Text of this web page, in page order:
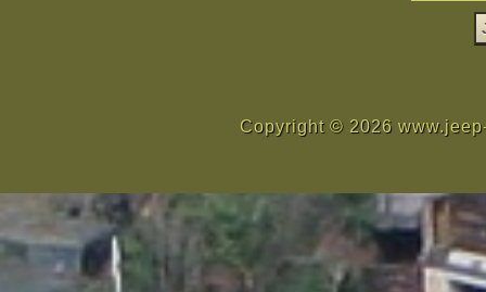
Copyright © 2026